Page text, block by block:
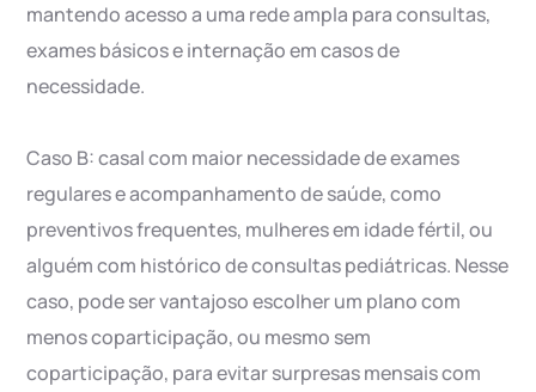
mantendo acesso a uma rede ampla para consultas,
exames básicos e internação em casos de
necessidade.
Caso B: casal com maior necessidade de exames
regulares e acompanhamento de saúde, como
preventivos frequentes, mulheres em idade fértil, ou
alguém com histórico de consultas pediátricas. Nesse
caso, pode ser vantajoso escolher um plano com
menos coparticipação, ou mesmo sem
coparticipação, para evitar surpresas mensais com